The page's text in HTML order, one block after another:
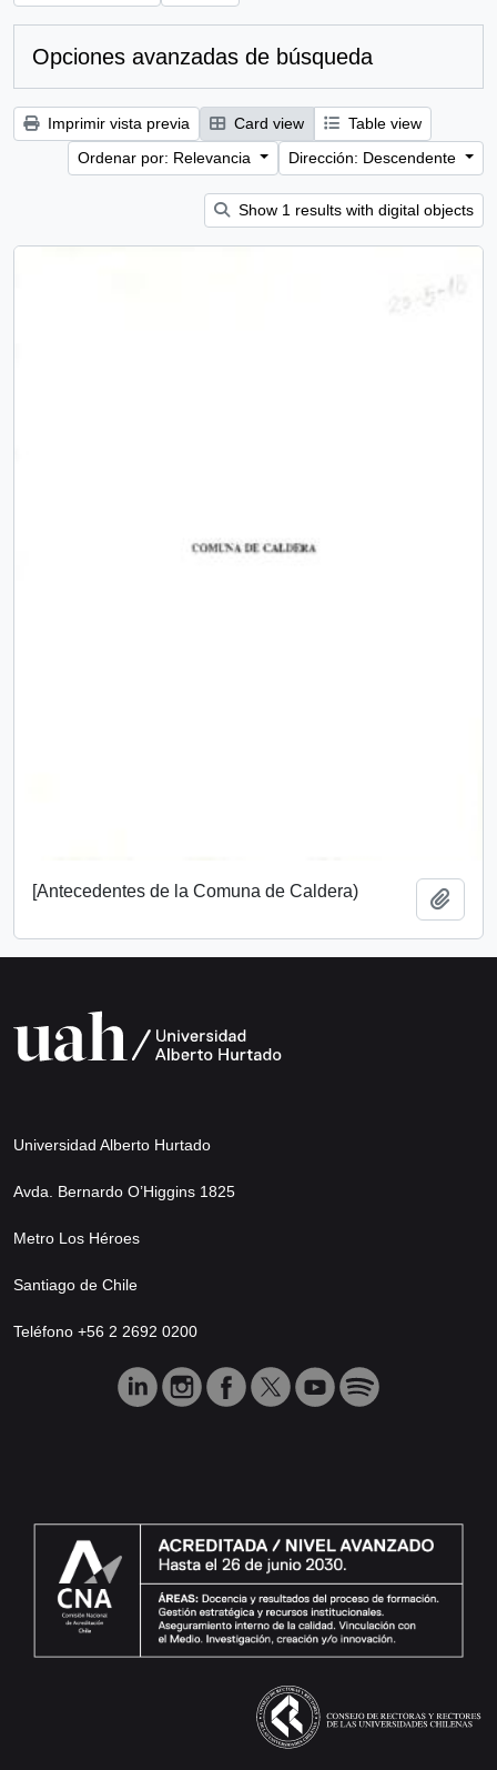
Opciones avanzadas de búsqueda
Imprimir vista previa Card view
Table view
Ordenar por: Relevancia
Dirección: Descendente
Show 1 results with digital objects
[Antecedentes de la Comuna de Caldera)
Universidad Alberto Hurtado
Avda. Bernardo O’Higgins 1825
Metro Los Héroes
Santiago de Chile
Teléfono +56 2 2692 0200